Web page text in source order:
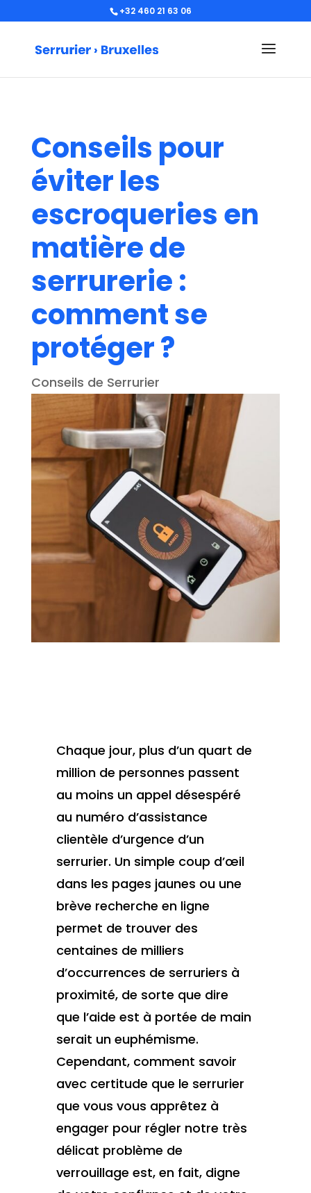
+32 460 21 63 06
Conseils pour
éviter les
escroqueries en
matière de
serrurerie :
comment se
protéger ?
Conseils de Serrurier
Chaque jour, plus d’un quart de
million de personnes passent
au moins un appel désespéré
au numéro d’assistance
clientèle d’urgence d’un
serrurier. Un simple coup d’œil
dans les pages jaunes ou une
brève recherche en ligne
permet de trouver des
centaines de milliers
d’occurrences de serruriers à
proximité, de sorte que dire
que l’aide est à portée de main
serait un euphémisme.
Cependant, comment savoir
avec certitude que le serrurier
que vous vous apprêtez à
engager pour régler notre très
délicat problème de
verrouillage est, en fait, digne